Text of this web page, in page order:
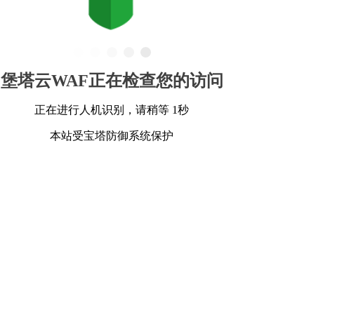
堡塔云WAF正在检查您的访问
正在进行人机识别，请稍等 1秒
本站受宝塔防御系统保护